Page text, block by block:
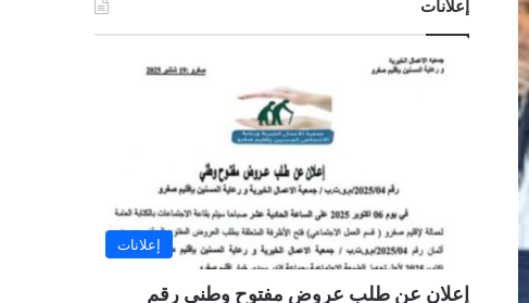
إعلانات
إعلانات
إعلان عن طلب عروض مفتوح وطني رقم